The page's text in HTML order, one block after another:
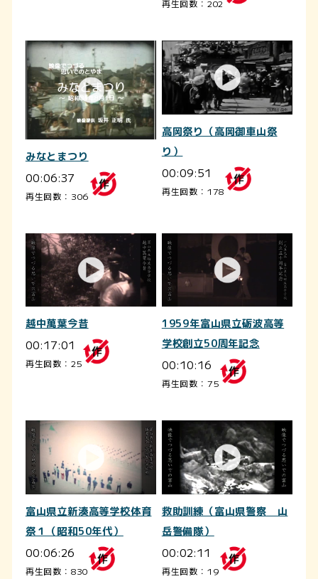
再生回数：202
みなとまつり
00:06:37
再生回数：306
高岡祭り（高岡御車山祭
り）
00:09:51
再生回数：178
越中萬葉今昔
00:17:01
再生回数：25
1959年富山県立砺波高等
学校創立50周年記念
00:10:16
再生回数：75
富山県立新湊高等学校体育
祭１（昭和50年代）
00:06:26
再生回数：830
救助訓練（富山県警察 山
岳警備隊）
00:02:11
再生回数：19